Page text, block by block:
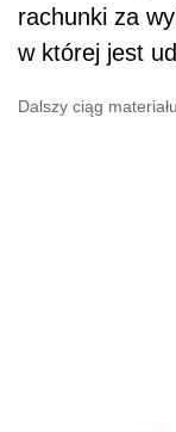
rachunki za
w której jest
Dalszy ciąg